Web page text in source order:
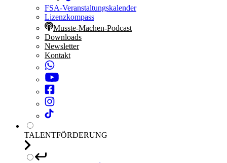
FSA-Veranstaltungskalender
Lizenzkompass
Musste-Machen-Podcast
Downloads
Newsletter
Kontakt
TALENTFÖRDERUNG